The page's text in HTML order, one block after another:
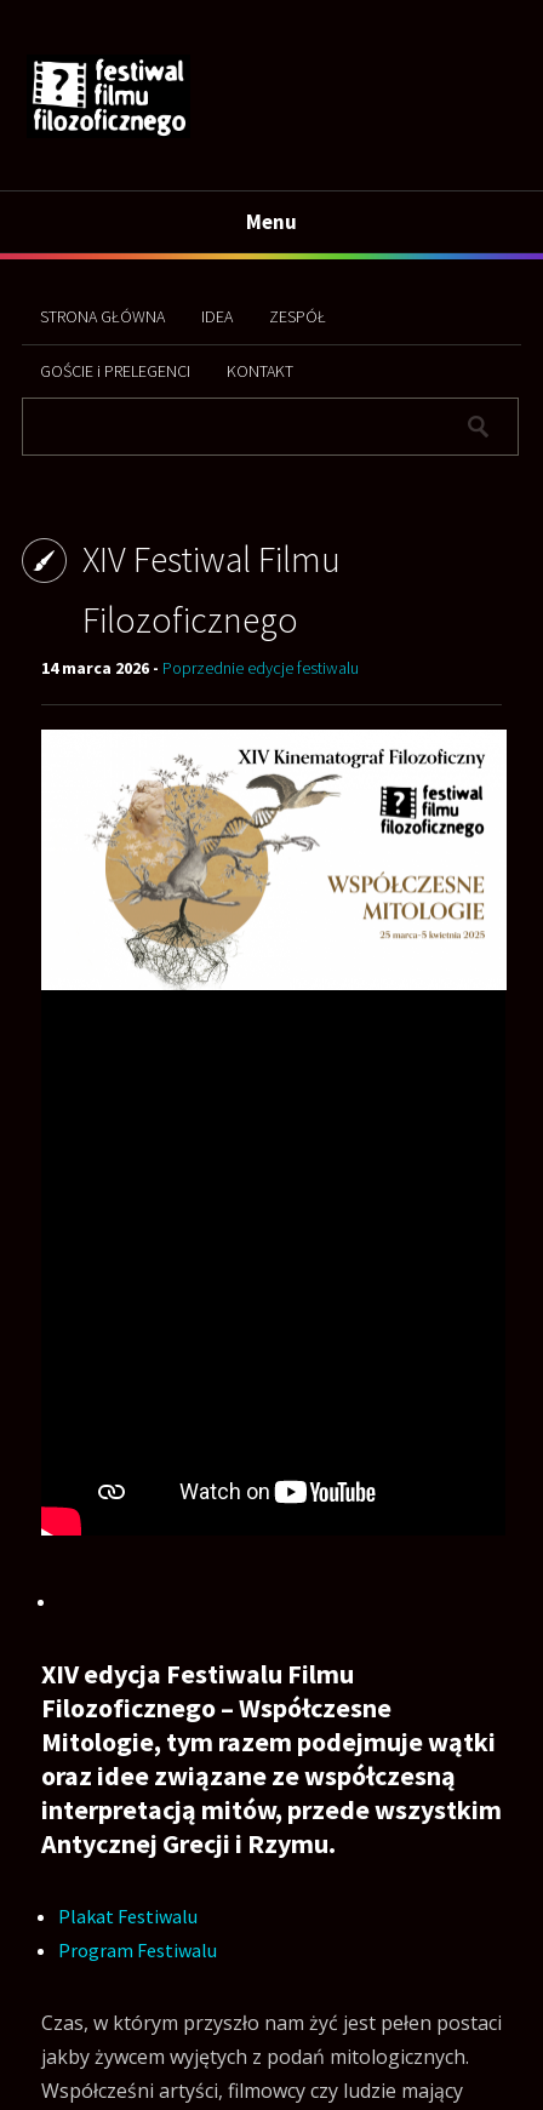
Menu
STRONA GŁÓWNA IDEA ZESPÓŁ
GOŚCIE i PRELEGENCI KONTAKT
XIV Festiwal Filmu
Filozoficznego
14 marca 2026 - Poprzednie edycje festiwalu
XIV edycja Festiwalu Filmu
Filozoficznego – Współczesne
Mitologie, tym razem podejmuje wątki
oraz idee związane ze współczesną
interpretacją mitów, przede wszystkim
Antycznej Grecji i Rzymu.
Plakat Festiwalu
Program Festiwalu
Czas, w którym przyszło nam żyć jest pełen postaci
jakby żywcem wyjętych z podań mitologicznych.
Współcześni artyści, filmowcy czy ludzie mający